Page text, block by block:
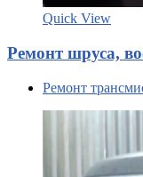
Quick View
Ремонт шруса,
Ремонт